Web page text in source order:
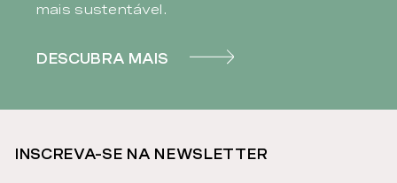
mais sustentável.
DESCUBRA MAIS
INSCREVA-SE NA NEWSLETTER